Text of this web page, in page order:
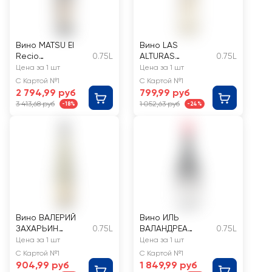
Вино MATSU El
Recio
выдержанное
красное сухое
0.75L
Цена за 1 шт
С Картой №1
2 794,99 руб
3 413,68 руб -18%
Вино LAS
ALTURAS
Шардоне белое
сухое
0.75L
Цена за 1 шт
С Картой №1
799,99 руб
1 052,63 руб -24%
Вино ВАЛЕРИЙ
ЗАХАРЬИН
Российское
Рислинг Крым
белое сухое
0.75L
Цена за 1 шт
С Картой №1
904,99 руб
Вино ИЛЬ
ВАЛАНДРЕА
Гуттурнио
Суперьоре дель
Поджиарелло
0.75L
Цена за 1 шт
С Картой №1
1 849,99 руб